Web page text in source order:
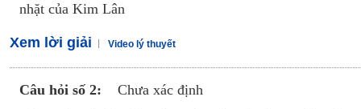
nhặt của Kim Lân
Xem lời giải Video lý thuyết
Câu hỏi số 2:
Chưa xác định